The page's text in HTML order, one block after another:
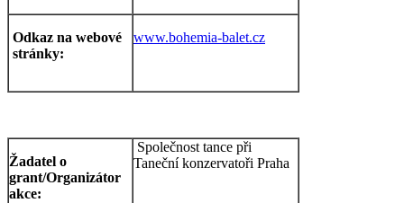
Odkaz na webové
stránky:
www.bohemia-balet.cz
Žadatel o
grant/Organizátor
akce:
Společnost tance při
Taneční konzervatoři Praha